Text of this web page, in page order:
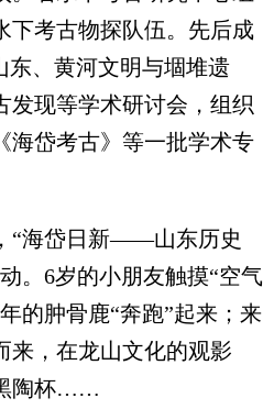
下考古物探队伍。先后成
东、黄河文明与堌堆遗
发现等学术研讨会，组织
海岱考古》等一批学术专
海岱日新——山东历史
。6岁的小朋友触摸“空气
的肿骨鹿“奔跑”起来；来
来，在龙山文化的观影
陶杯……